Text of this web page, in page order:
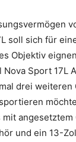
soll sich für
Objektiv
Sport 17L
drei weiteren
und ein 13-